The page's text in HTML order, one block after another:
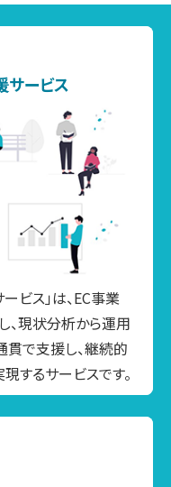
サービス
ビス」は、EC事業
、現状分析から運用
貫で支援し、継続的
するサービスです。